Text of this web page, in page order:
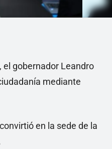
el gobernador Leandro
mediante
en la sede de la